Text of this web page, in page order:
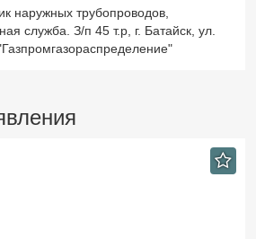
наружных трубопроводов,
служба. З/п 45 т.р, г. Батайск, ул.